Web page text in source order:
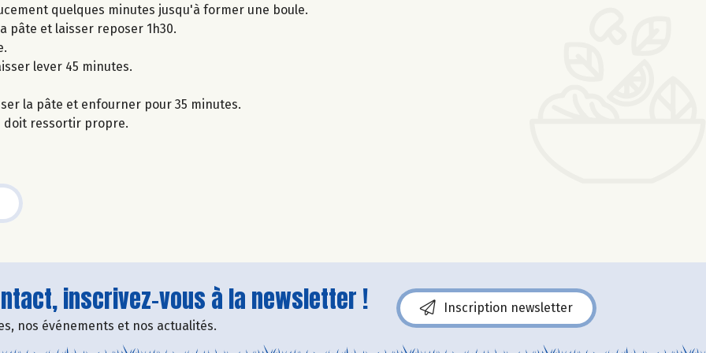
quelques minutes jusqu'à former une boule.
pâte et laisser reposer 1h30.
lever 45 minutes.
la pâte et enfourner pour 35 minutes.
doit ressortir propre.
inscrivez-vous à la newsletter !
nos événements et nos actualités.
Inscription newsletter